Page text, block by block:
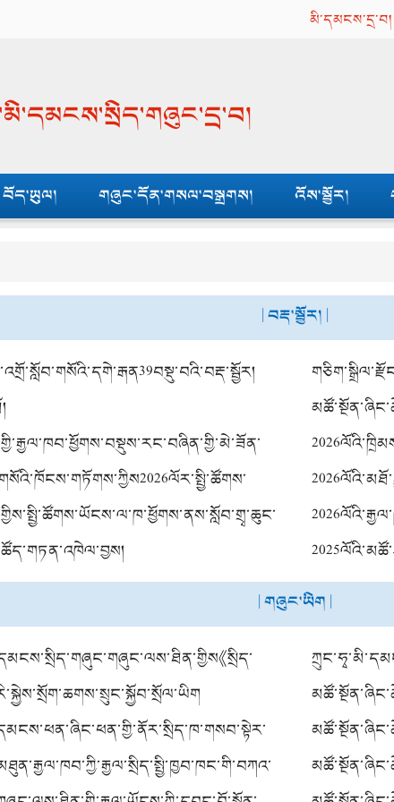
མི་དམངས་དྲ་བ།
བོད་ཡུལ། གཞུང་དོན་གསལ་བསྒྲགས། འོས་སྦྱོར།
| བརྡ་སྦྱོར། |
）གི་དགེ་རྒན་བསྡུ་བའི་
གྱི་བརྡ་ཐོ།
པ། ）
| གཞུང་ཡིག |
《སྲིད་
》དཔར་འགྲེམ་
མཚོ་སྔོན་ཞིང་ཆེན་གྱི་ཕྱུགས་ལས་ཐོན་སྐྱེད་